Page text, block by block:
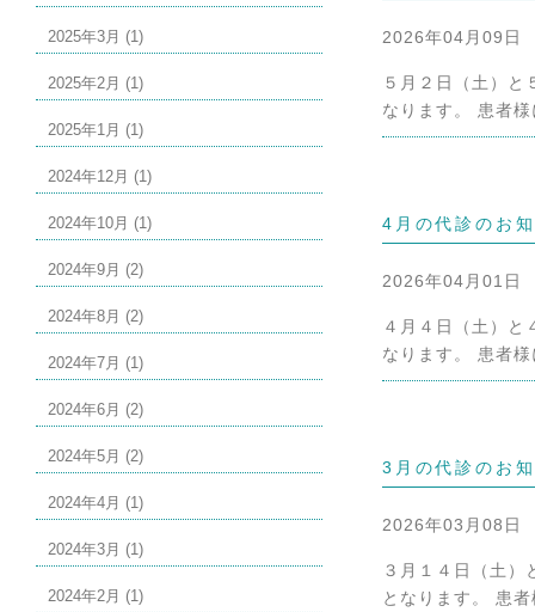
2025年3月 (1)
2025年2月 (1)
2025年1月 (1)
2024年12月 (1)
2024年10月 (1)
2024年9月 (2)
2024年8月 (2)
2024年7月 (1)
2024年6月 (2)
2024年5月 (2)
2024年4月 (1)
2024年3月 (1)
2024年2月 (1)
2026年04月09日
５月２日（土）と
なります。 患者
4月の代診のお
2026年04月01日
４月４日（土）と
なります。 患者
3月の代診のお
2026年03月08日
３月１４日（土）
となります。 患